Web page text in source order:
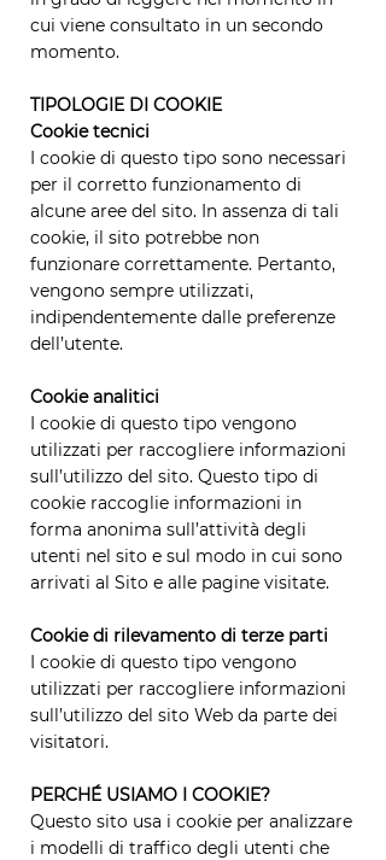
cui viene consultato in un secondo
momento.
TIPOLOGIE DI COOKIE
Cookie tecnici
I cookie di questo tipo sono necessari
per il corretto funzionamento di
alcune aree del sito. In assenza di tali
cookie, il sito potrebbe non
funzionare correttamente. Pertanto,
vengono sempre utilizzati,
indipendentemente dalle preferenze
dell’utente.
Cookie analitici
I cookie di questo tipo vengono
utilizzati per raccogliere informazioni
sull’utilizzo del sito. Questo tipo di
cookie raccoglie informazioni in
forma anonima sull’attività degli
utenti nel sito e sul modo in cui sono
arrivati al Sito e alle pagine visitate.
Cookie di rilevamento di terze parti
I cookie di questo tipo vengono
utilizzati per raccogliere informazioni
sull’utilizzo del sito Web da parte dei
visitatori.
PERCHÉ USIAMO I COOKIE?
Questo sito usa i cookie per analizzare
i modelli di traffico degli utenti che